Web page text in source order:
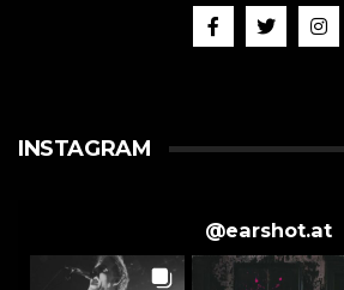
INSTAGRAM
@earshot.at